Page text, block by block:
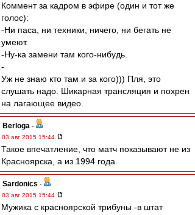
Коммент за кадром в эфире (один и тот же
голос):
-Ни паса, ни техники, ничего, ни бегать не
умеют.
-Ну-ка замени там кого-нибудь.
-
Уж не знаю кто там и за кого))) Пля, это
слушать надо. Шикарная трансляция и похрен
на лагающее видео.
Berloga -
03 авг 2015 15:44
Такое впечатление, что матч показывают не из
Красноярска, а из 1994 года.
Sardonics -
03 авг 2015 15:44
Мужика с красноярской трибуны -в штат